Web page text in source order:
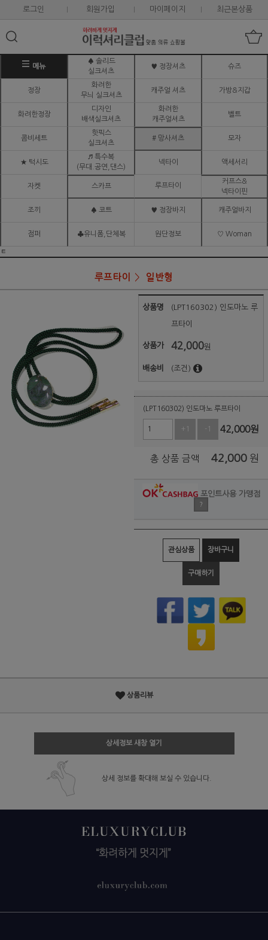
로그인 회원가입 마이페이지 최근본상품
메뉴
♠ 솔리드
실크셔츠
♥ 정장셔츠 슈즈
정장
화려한
무늬 실크셔츠
캐주얼 셔츠 가방&지갑
화려한정장
디자인
배색실크셔츠
화려한
캐주얼셔츠
벨트
콤비세트
핫픽스
실크셔츠
# 망사셔츠 모자
★ 턱시도
♬ 특수복
(무대.공연,댄스)
넥타이 액세서리
자켓 스카프 루프타이
커프스&
넥타이핀
조끼 ♠ 코트 ♥ 정장바지 캐주얼바지
점퍼 ♣유니폼,단체복 원단정보 ♡ Woman
ㅌ
루프타이 일반형
상품명 (LPT160302) 인도마노 루
프타이
상품가 42,000원
배송비 (조건)
(LPT160302) 인도마노 루프타이
+1 -1 42,000원
총 상품 금액 42,000 원
포인트사용 가맹점
?
관심상품 장바구니
구매하기
상품리뷰
상세정보 새창 열기
상세 정보를 확대해 보실 수 있습니다.